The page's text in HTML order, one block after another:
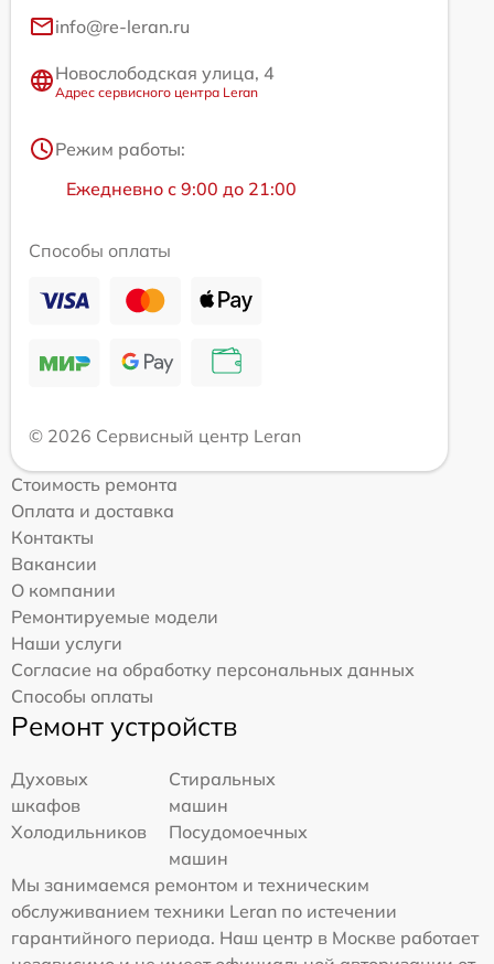
info@re-leran.ru
Новослободская улица, 4
Адрес сервисного центра Leran
Режим работы:
Ежедневно с 9:00 до 21:00
Способы оплаты
© 2026 Сервисный центр Leran
Стоимость ремонта
Оплата и доставка
Контакты
Вакансии
О компании
Ремонтируемые модели
Наши услуги
Согласие на обработку персональных данных
Способы оплаты
Ремонт устройств
Духовых
шкафов
Стиральных
машин
Холодильников
Посудомоечных
машин
Мы занимаемся ремонтом и техническим
обслуживанием техники Leran по истечении
гарантийного периода. Наш центр в Москве работает